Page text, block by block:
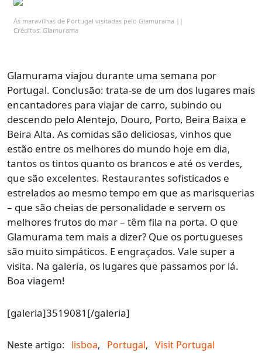
As maravilhas de Portugal visitadas pelo Glamurama ||
Créditos: Glamurama
Glamurama viajou durante uma semana por
Portugal. Conclusão: trata-se de um dos lugares mais
encantadores para viajar de carro, subindo ou
descendo pelo Alentejo, Douro, Porto, Beira Baixa e
Beira Alta. As comidas são deliciosas, vinhos que
estão entre os melhores do mundo hoje em dia,
tantos os tintos quanto os brancos e até os verdes,
que são excelentes. Restaurantes sofisticados e
estrelados ao mesmo tempo em que as marisquerias
– que são cheias de personalidade e servem os
melhores frutos do mar – têm fila na porta. O que
Glamurama tem mais a dizer? Que os portugueses
são muito simpáticos. E engraçados. Vale super a
visita. Na galeria, os lugares que passamos por lá.
Boa viagem!
[galeria]3519081[/galeria]
Neste artigo: lisboa, Portugal, Visit Portugal